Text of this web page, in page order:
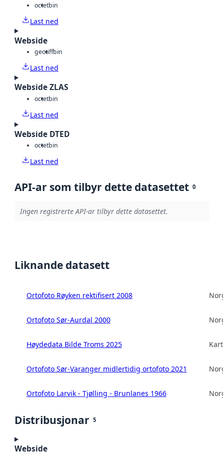
octetbin
Last ned
Webside
geotiffbin
Last ned
Webside ZLAS
octetbin
Last ned
Webside DTED
octetbin
Last ned
API-ar som tilbyr dette datasettet 0
Ingen registrerte API-ar tilbyr dette datasettet.
Liknande datasett
Ortofoto Røyken rektifisert 2008
Ortofoto Sør-Aurdal 2000
Høydedata Bilde Troms 2025
Ortofoto Sør-Varanger midlertidig ortofoto 2021
Ortofoto Larvik - Tjølling - Brunlanes 1966
Distribusjonar 5
Webside